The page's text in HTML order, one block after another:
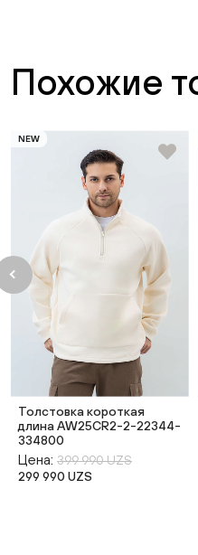
Похожие
NEW
Толстовка короткая
длина AW25CR2-2-22344-
334800
Цена: 399 990 UZS
299 990 UZS